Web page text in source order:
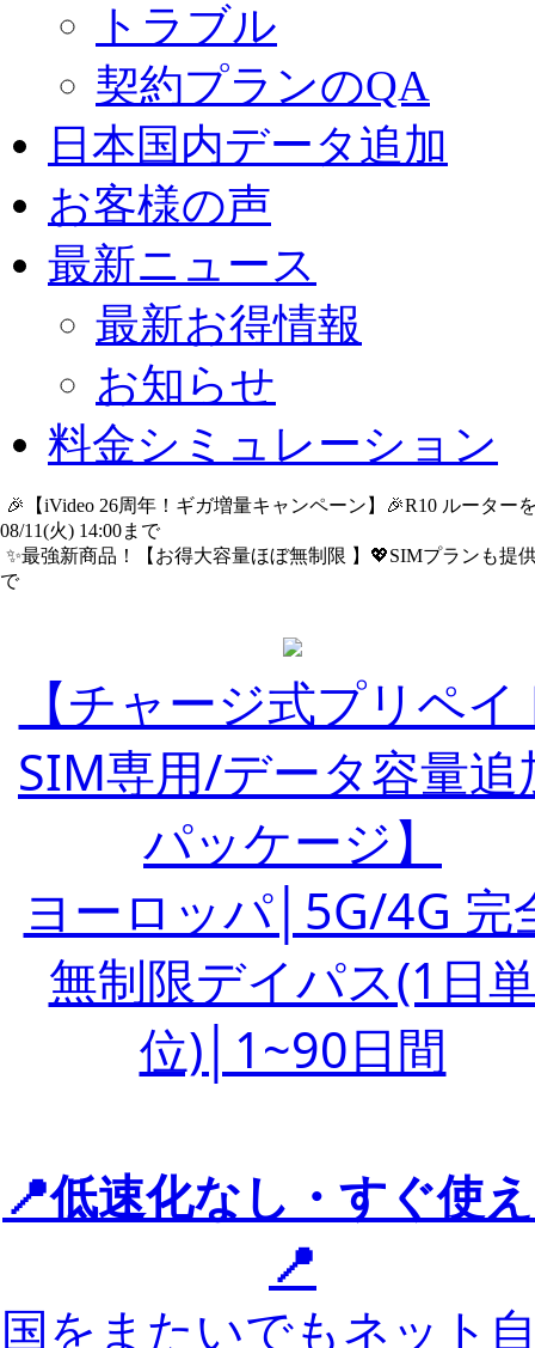
トラブル
契約プランのQA
日本国内データ追加
お客様の声
最新ニュース
最新お得情報
お知らせ
料金シミュレーション
🎉【iVideo 26周年！ギガ増量キャンペーン】🎉R10 ルータ
08/11(火) 14:00まで
✨️最強新商品！【お得大容量ほぼ無制限 】💖SIMプランも提
で
【チャージ式プリペイ
SIM専用/データ容量追
パッケージ】
ヨーロッパ│5G/4G 完
無制限デイパス(1日
位)│1~90日間
📍低速化なし・すぐ使
📍
国をまたいでもネット